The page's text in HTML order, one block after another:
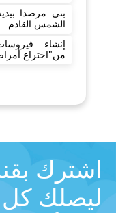
بنى مرصدا
الشمس القادم
إنشاء
من"اختراع
اشترك
ليصلك كل